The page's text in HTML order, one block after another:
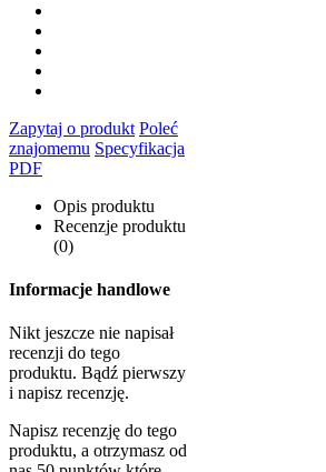
Zapytaj o produkt Poleć
znajomemu Specyfikacja
PDF
Opis produktu
Recenzje produktu
(0)
Informacje handlowe
Nikt jeszcze nie napisał
recenzji do tego
produktu. Bądź pierwszy
i napisz recenzję.
Napisz recenzję do tego
produktu, a otrzymasz od